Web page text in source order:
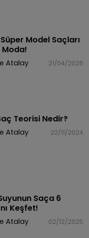
Model Saçları
Moda!
Atalay 21/04/2026
Teorisi Nedir?
Atalay 22/11/2024
Saça 6
Keşfet!
Atalay 02/12/2025